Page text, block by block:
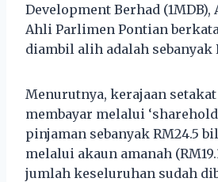
Development Berhad (1MDB),
Ahli Parlimen Pontian
diambil alih adalah sebanyak
Menurutnya, kerajaan
membayar melalui
pinjaman sebanyak RM24.5
melalui akaun amanah
jumlah keseluruhan sudah